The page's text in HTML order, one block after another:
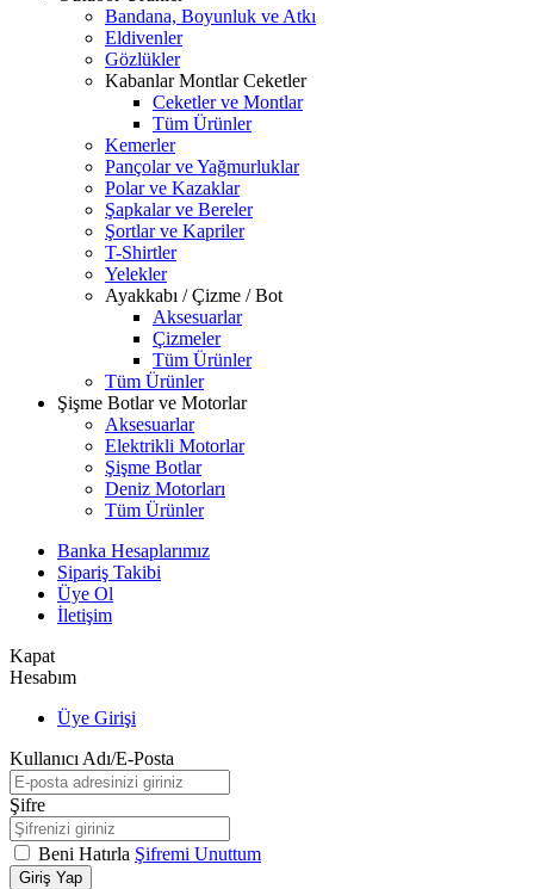
Bandana, Boyunluk ve Atkı
Eldivenler
Gözlükler
Kabanlar Montlar Ceketler
Ceketler ve Montlar
Tüm Ürünler
Kemerler
Pançolar ve Yağmurluklar
Polar ve Kazaklar
Şapkalar ve Bereler
Şortlar ve Kapriler
T-Shirtler
Yelekler
Ayakkabı / Çizme / Bot
Aksesuarlar
Çizmeler
Tüm Ürünler
Tüm Ürünler
Şişme Botlar ve Motorlar
Aksesuarlar
Elektrikli Motorlar
Şişme Botlar
Deniz Motorları
Tüm Ürünler
Banka Hesaplarımız
Sipariş Takibi
Üye Ol
İletişim
Kapat
Hesabım
Üye Girişi
Kullanıcı Adı/E-Posta
Şifre
Beni Hatırla Şifremi Unuttum
Giriş Yap